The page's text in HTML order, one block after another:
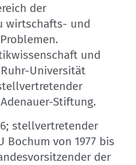
der
wirtschafts- und
und
Universität
Stiftung.
stellvertretender
Bochum von 1977 bis
der